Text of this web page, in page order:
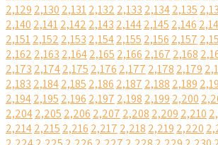
2,129 2,130 2,1312,132 2,133 2,1342,135
2,140 2,1412,142 2,143 2,1442,145 2,146
2,1512,152 2,153 2,1542,155 2,156 2,157
2,162 2,163 2,1642,165 2,166 2,167 2,168
2,173 2,1742,175 2,176 2,177 2,178 2,179
2,183 2,1842,185 2,186 2,187 2,188 2,189
2,1942,195 2,196 2,197 2,198 2,199 2,200
2,2042,205 2,206 2,207 2,208 2,209 2,210
2,2142,215 2,216 2,217 2,218 2,219 2,220